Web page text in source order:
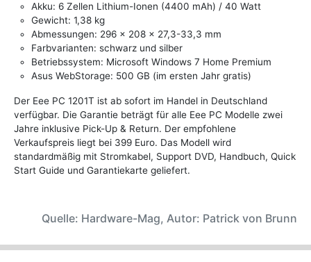
Akku: 6 Zellen Lithium-Ionen (4400 mAh) / 40 Watt
Gewicht: 1,38 kg
Abmessungen: 296 x 208 x 27,3-33,3 mm
Farbvarianten: schwarz und silber
Betriebssystem: Microsoft Windows 7 Home Premium
Asus WebStorage: 500 GB (im ersten Jahr gratis)
Der Eee PC 1201T ist ab sofort im Handel in Deutschland
verfügbar. Die Garantie beträgt für alle Eee PC Modelle zwei
Jahre inklusive Pick-Up & Return. Der empfohlene
Verkaufspreis liegt bei 399 Euro. Das Modell wird
standardmäßig mit Stromkabel, Support DVD, Handbuch, Quick
Start Guide und Garantiekarte geliefert.
Quelle: Hardware-Mag, Autor: Patrick von Brunn